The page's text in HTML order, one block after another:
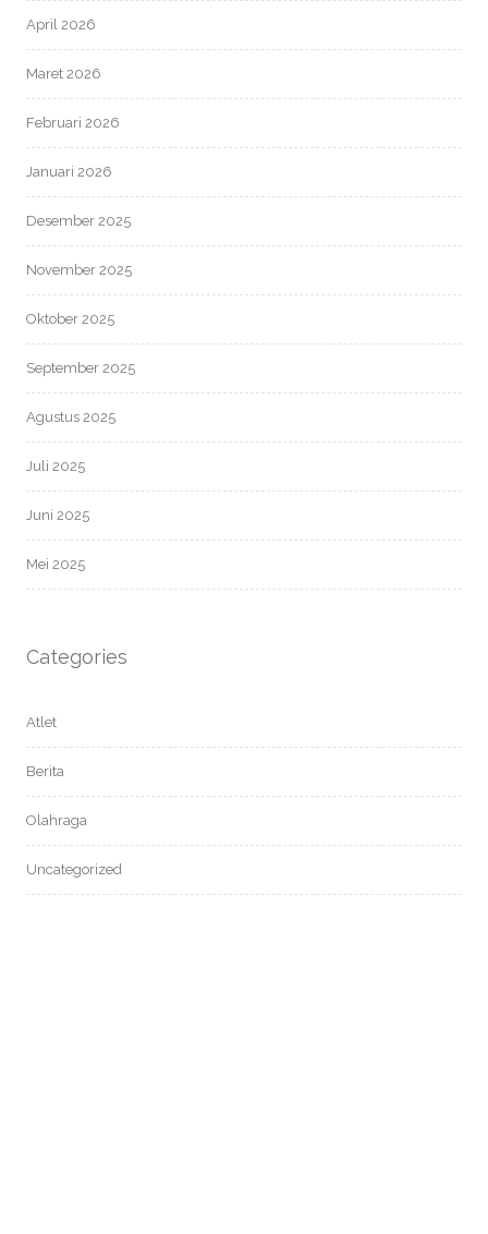
April 2026
Maret 2026
Februari 2026
Januari 2026
Desember 2025
November 2025
Oktober 2025
September 2025
Agustus 2025
Juli 2025
Juni 2025
Mei 2025
Categories
Atlet
Berita
Olahraga
Uncategorized